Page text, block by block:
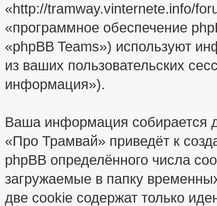
«http://tramway.vinternete.info/
«программное обеспечение
«phpBB Teams») используют
из ваших пользовательских
информация»).
Ваша информация собирается
«Про Трамвай» приведёт к
phpBB определённого числа
загружаемые в папку
две cookie содержат только